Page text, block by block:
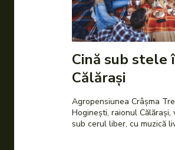
Cină sub stele
Călărași
Agropensiunea Crâșma
Hoginești, raionul
sub cerul liber, cu muzică